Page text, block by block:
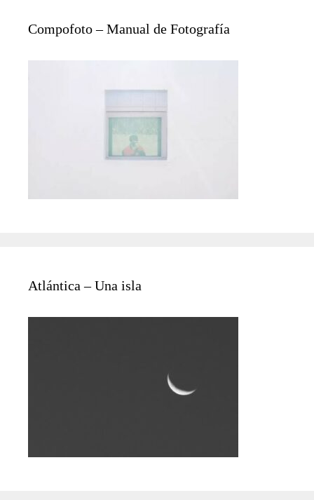
Compofoto – Manual de Fotografía
Atlántica – Una isla